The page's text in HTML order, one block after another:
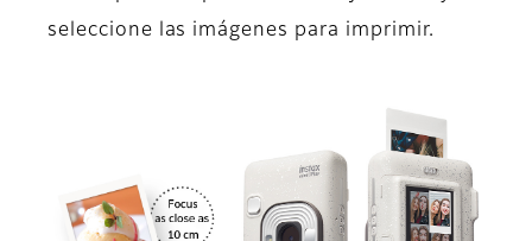
seleccione las imágenes para imprimir.